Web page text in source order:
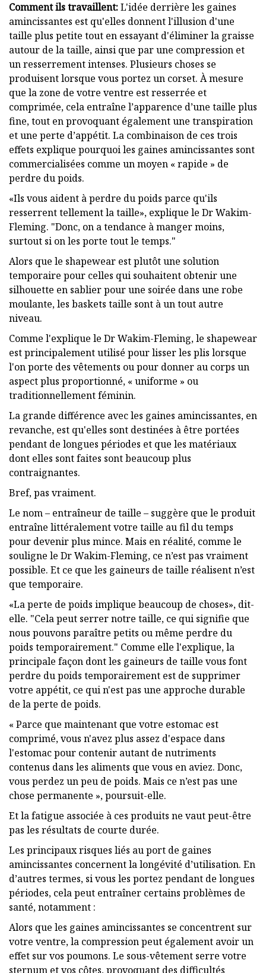
Comment ils travaillent:L'idée derrière les gaines
amincissantes est qu'elles donnent l'illusion d'une
taille plus petite tout en essayant d'éliminer la graisse
autour de la taille, ainsi que par une compression et
un resserrement intenses. Plusieurs choses se
produisent lorsque vous portez un corset. À mesure
que la zone de votre ventre est resserrée et
comprimée, cela entraîne l’apparence d’une taille plus
fine, tout en provoquant également une transpiration
et une perte d’appétit. La combinaison de ces trois
effets explique pourquoi les gaines amincissantes sont
commercialisées comme un moyen « rapide » de
perdre du poids.
«Ils vous aident à perdre du poids parce qu'ils
resserrent tellement la taille», explique le Dr Wakim-
Fleming. "Donc, on a tendance à manger moins,
surtout si on les porte tout le temps."
Alors que le shapewear est plutôt une solution
temporaire pour celles qui souhaitent obtenir une
silhouette en sablier pour une soirée dans une robe
moulante, les baskets taille sont à un tout autre
niveau.
Comme l'explique le Dr Wakim-Fleming, le shapewear
est principalement utilisé pour lisser les plis lorsque
l'on porte des vêtements ou pour donner au corps un
aspect plus proportionné, « uniforme » ou
traditionnellement féminin.
La grande différence avec les gaines amincissantes, en
revanche, est qu'elles sont destinées à être portées
pendant de longues périodes et que les matériaux
dont elles sont faites sont beaucoup plus
contraignantes.
Bref, pas vraiment.
Le nom – entraîneur de taille – suggère que le produit
entraîne littéralement votre taille au fil du temps
pour devenir plus mince. Mais en réalité, comme le
souligne le Dr Wakim-Fleming, ce n’est pas vraiment
possible. Et ce que les gaineurs de taille réalisent n’est
que temporaire.
«La perte de poids implique beaucoup de choses», dit-
elle. "Cela peut serrer notre taille, ce qui signifie que
nous pouvons paraître petits ou même perdre du
poids temporairement." Comme elle l'explique, la
principale façon dont les gaineurs de taille vous font
perdre du poids temporairement est de supprimer
votre appétit, ce qui n'est pas une approche durable
de la perte de poids.
« Parce que maintenant que votre estomac est
comprimé, vous n'avez plus assez d'espace dans
l'estomac pour contenir autant de nutriments
contenus dans les aliments que vous en aviez. Donc,
vous perdez un peu de poids. Mais ce n’est pas une
chose permanente », poursuit-elle.
Et la fatigue associée à ces produits ne vaut peut-être
pas les résultats de courte durée.
Les principaux risques liés au port de gaines
amincissantes concernent la longévité d’utilisation. En
d’autres termes, si vous les portez pendant de longues
périodes, cela peut entraîner certains problèmes de
santé, notamment :
Alors que les gaines amincissantes se concentrent sur
votre ventre, la compression peut également avoir un
effet sur vos poumons. Le sous-vêtement serre votre
sternum et vos côtes, provoquant des difficultés